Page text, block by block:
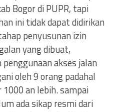
Bogor di PUPR, tapi
ini tidak dapat didirikan
penyusunan izin
yang dibuat,
akses jalan
oleh 9 orang padahal
an lebih. sampai
ada sikap resmi dari